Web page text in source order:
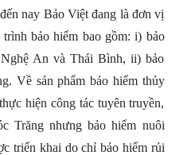
nay Bảo Việt đang là đơn vị
bảo hiểm bao gồm: i) bảo
An và Thái Bình, ii) bảo
Về sản phẩm bảo hiểm thủy
hiện công tác tuyên truyền,
Trăng nhưng bảo hiểm nuôi
triển khai do chỉ bảo hiểm rủi